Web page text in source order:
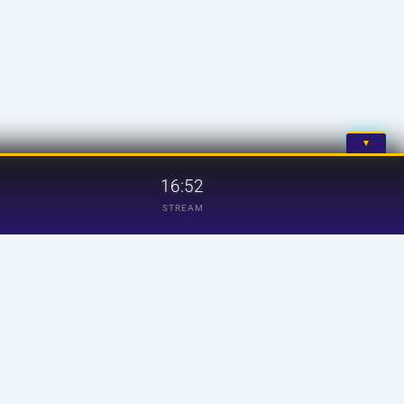
▼
16:52
STREAM